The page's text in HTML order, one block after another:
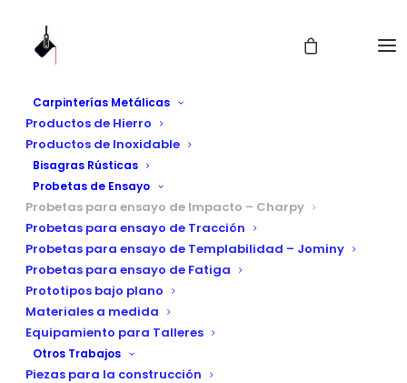
Carpinterías Metálicas
Productos de Hierro
Productos de Inoxidable
Bisagras Rústicas
Probetas de Ensayo
Probetas para ensayo de Impacto – Charpy
Probetas para ensayo de Tracción
Probetas para ensayo de Templabilidad – Jominy
Probetas para ensayo de Fatiga
Prototipos bajo plano
Materiales a medida
Equipamiento para Talleres
Otros Trabajos
Piezas para la construcción
Probeta para Ensayo
de Impacto - Charpy